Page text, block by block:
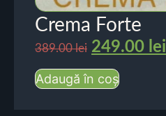
Crema Forte
389.00lei 249.00 lei
Adaugă în coș